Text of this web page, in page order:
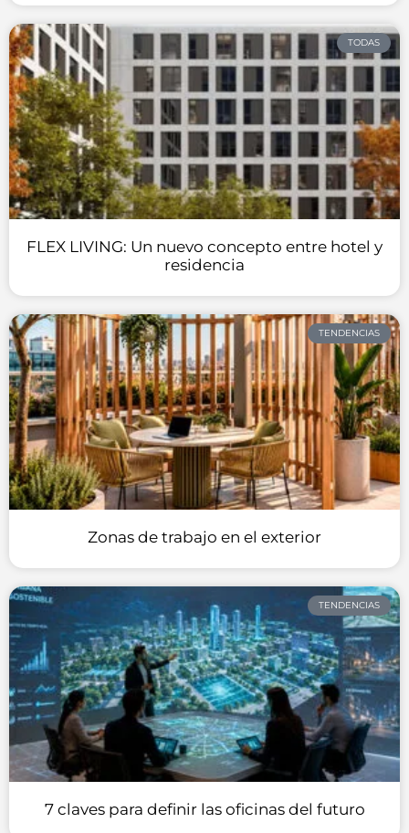
TODAS
FLEX LIVING: Un nuevo concepto entre hotel y
residencia
TENDENCIAS
Zonas de trabajo en el exterior
TENDENCIAS
7 claves para definir las oficinas del futuro